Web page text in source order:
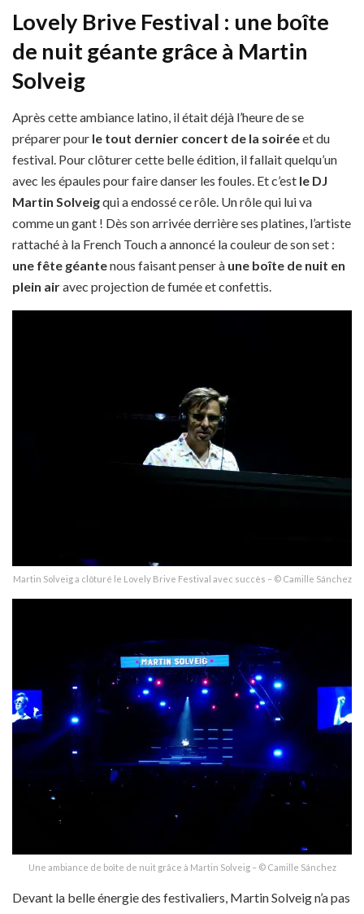
Lovely Brive Festival : une boîte
de nuit géante grâce à Martin
Solveig
Après cette ambiance latino, il était déjà l’heure de se
préparer pour le tout dernier concert de la soiréeet du
festival. Pour clôturer cette belle édition, il fallait quelqu’un
avec les épaules pour faire danser les foules. Et c’est le DJ
Martin Solveigqui a endossé ce rôle. Un rôle qui lui va
comme un gant ! Dès son arrivée derrière ses platines, l’artiste
rattaché à la French Touch a annoncé la couleur de son set :
une fête géantenous faisant penser à une boîte de nuit en
plein airavec projection de fumée et confettis.
Martin Solveig a clôturé le Lovely Brive Festival avec succès – © Camille Sánchez
Une ambiance de boîte de nuit grâce à Martin Solveig – © Camille Sánchez
Devant la belle énergie des festivaliers, Martin Solveig n’a pas